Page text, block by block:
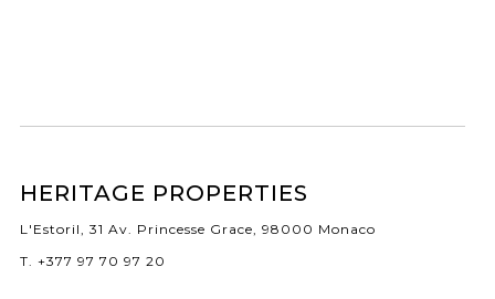
HERITAGE PROPERTIES
L'Estoril, 31 Av. Princesse Grace, 98000 Monaco
T. +377 97 70 97 20